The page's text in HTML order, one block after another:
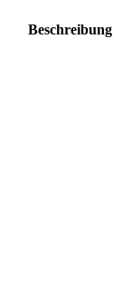
Beschreibung